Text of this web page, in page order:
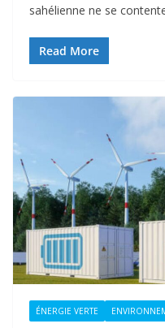
sahélienne ne se
Read More
ÉNERGIE VERTE